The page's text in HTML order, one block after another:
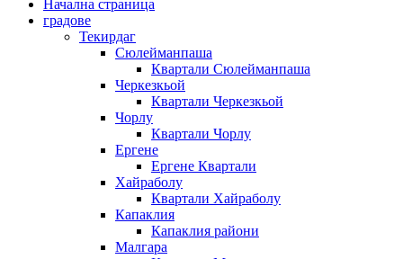
Начална страница
градове
Текирдаг
Сюлейманпаша
Квартали Сюлейманпаша
Черкезкьой
Квартали Черкезкьой
Чорлу
Квартали Чорлу
Ергене
Ергене Квартали
Хайраболу
Квартали Хайраболу
Капаклия
Капаклия райони
Малгара